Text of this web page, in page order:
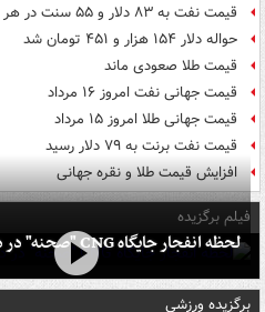
قیمت نفت به ۸۳ دلار و ۵۵ سنت در هر بشکه رسید
حواله دلار ۱۵۴ هزار و ۴۵۱ تومان شد
قیمت طلا صعودی ماند
قیمت جهانی نفت امروز ۱۶ مرداد
قیمت جهانی طلا امروز ۱۵ مرداد
قیمت نفت برنت به ۷۹ دلار رسید
افزایش قیمت طلا و نقره جهانی
فیلم برگزیده
لحظه انفجار جایگاه CNG "صحنه" در دوربین مداربسته
برگزیده ورزشی